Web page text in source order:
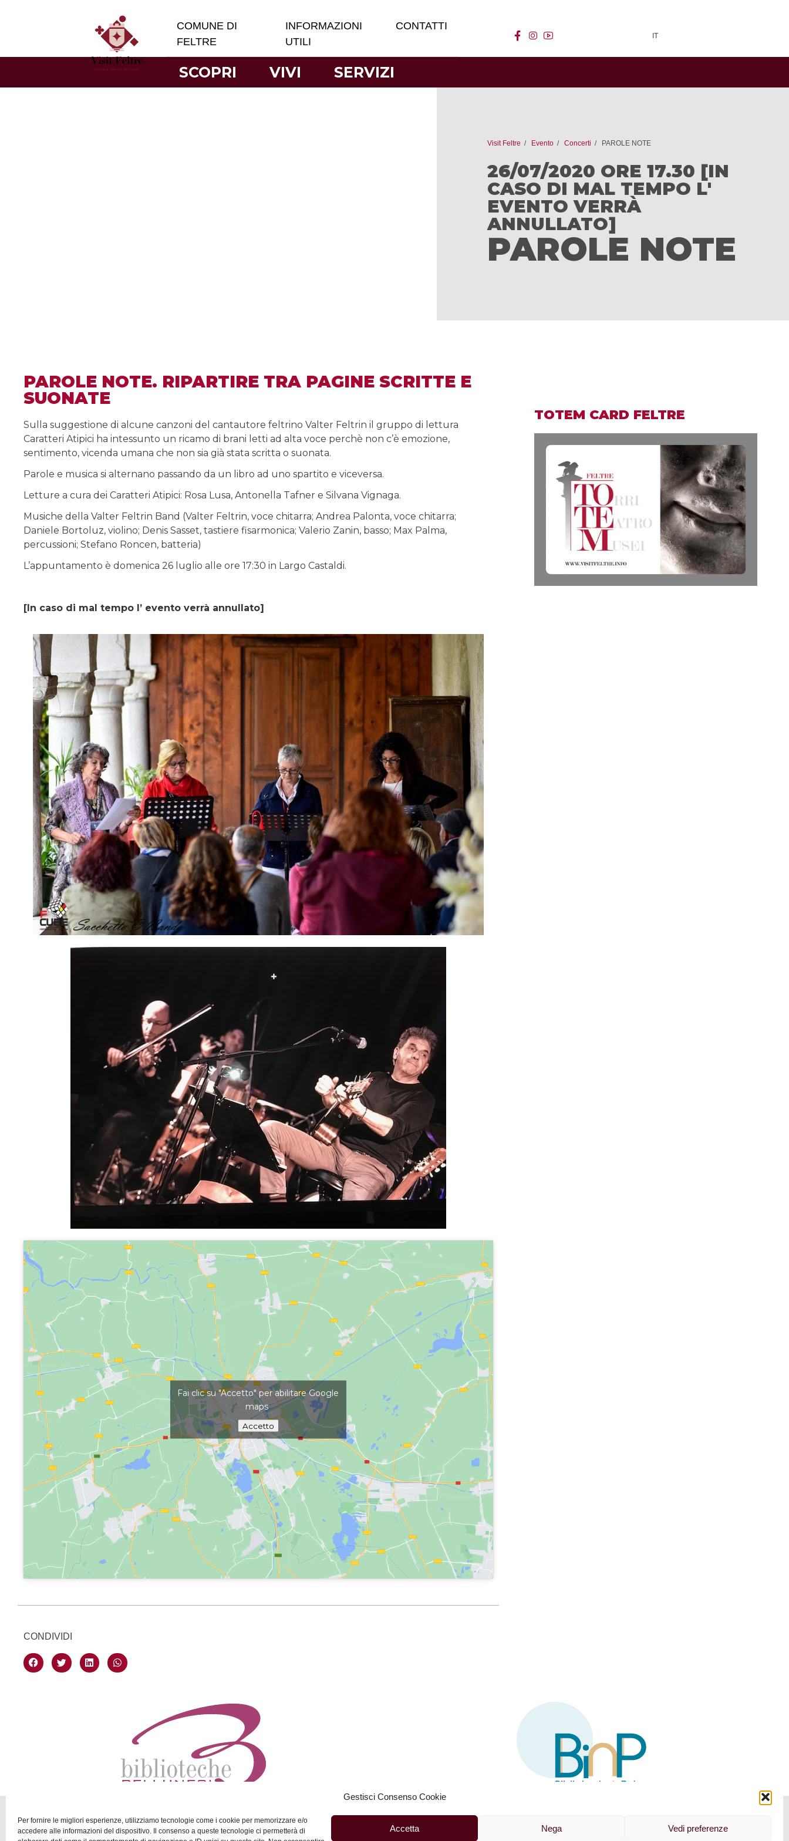
Gestisci Consenso Cookie
Per fornire le migliori esperienze, utilizziamo tecnologie come i cookie per memorizzare e/o
accedere alle informazioni del dispositivo. Il consenso a queste tecnologie ci permetterà di
Accetta Nega Vedi preferenze
COMUNE DI
FELTRE
INFORMAZIONI
UTILI
CONTATTI
facebook
instagram IT
SCOPRI VIVI SERVIZI
Visit Feltre Evento Concerti PAROLE NOTE
26/07/2020 ORE 17.30 [IN
CASO DI MAL TEMPO L'
EVENTO VERRÀ
ANNULLATO]
PAROLE NOTE
PAROLE NOTE. RIPARTIRE TRA PAGINE SCRITTE E
SUONATE
Sulla suggestione di alcune canzoni del cantautore feltrino Valter Feltrin il gruppo di lettura
Caratteri Atipici ha intessunto un ricamo di brani letti ad alta voce perchè non c’è emozione,
sentimento, vicenda umana che non sia già stata scritta o suonata.
Parole e musica si alternano passando da un libro ad uno spartito e viceversa.
Letture a cura dei Caratteri Atipici: Rosa Lusa, Antonella Tafner e Silvana Vignaga.
Musiche della Valter Feltrin Band (Valter Feltrin, voce chitarra; Andrea Palonta, voce chitarra;
Daniele Bortoluz, violino; Denis Sasset, tastiere fisarmonica; Valerio Zanin, basso; Max Palma,
percussioni; Stefano Roncen, batteria)
L’appuntamento è domenica 26 luglio alle ore 17:30 in Largo Castaldi.
[In caso di mal tempo l’ evento verrà annullato]
Fai clic su "Accetto" per abilitare Google
maps
Accetto
CONDIVIDI
TOTEM CARD FELTRE
SEGUICI SU NEWSLETTER